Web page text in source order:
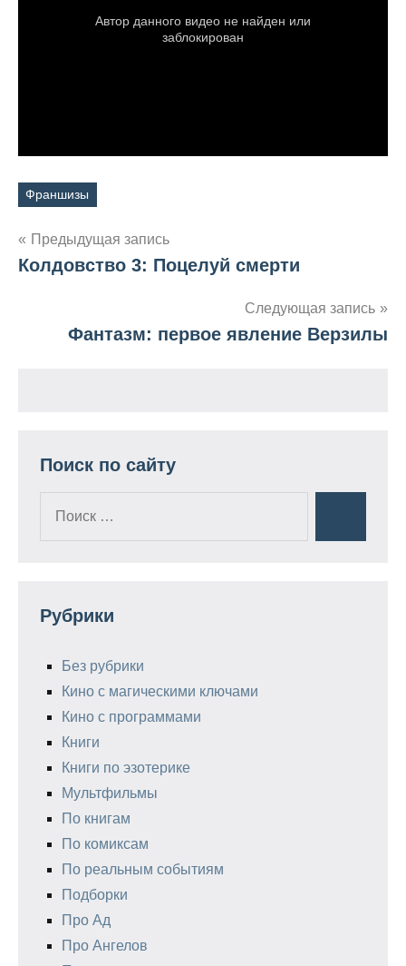
Метки
Франшизы
Навигация
записям
Предыдущая запись
Колдовство 3: Поцелуй смерти
Следующая запись
Фантазм: первое явление Верзилы
Поиск по сайту
Рубрики
Без рубрики
Кино с магическими ключами
Кино с программами
Книги
Книги по эзотерике
Мультфильмы
По книгам
По комиксам
По реальным событиям
Подборки
Про Ад
Про Ангелов